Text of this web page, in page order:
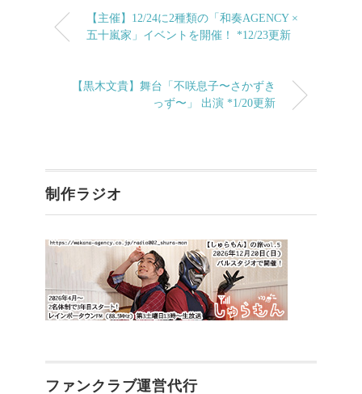
【主催】12/24に2種類の「和奏AGENCY ×
五十嵐家」イベントを開催！ *12/23更新
【黒木文貴】舞台「不咲息子〜さかずき
っず〜」 出演 *1/20更新
制作ラジオ
ファンクラブ運営代行